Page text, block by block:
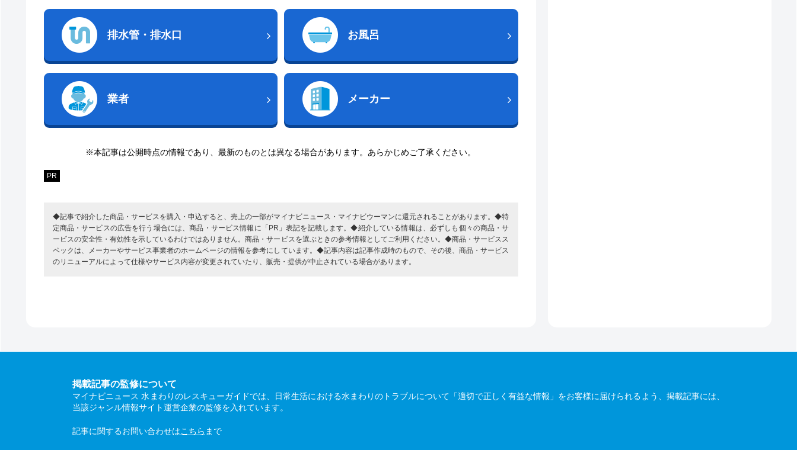
排水管・排水口 お風呂
業者 メーカー
※本記事は公開時点の情報であり、最新のものとは異なる場合があります。あらかじめご了承ください。
PR
◆記事で紹介した商品・サービスを購入・申込すると、売上の一部がマイナビニュース・マイナビウーマンに還元されることがあります。◆特
定商品・サービスの広告を行う場合には、商品・サービス情報に「PR」表記を記載します。◆紹介している情報は、必ずしも個々の商品・サ
ービスの安全性・有効性を示しているわけではありません。商品・サービスを選ぶときの参考情報としてご利用ください。◆商品・サービスス
ペックは、メーカーやサービス事業者のホームページの情報を参考にしています。◆記事内容は記事作成時のもので、その後、商品・サービス
のリニューアルによって仕様やサービス内容が変更されていたり、販売・提供が中止されている場合があります。
掲載記事の監修について
マイナビニュース 水まわりのレスキューガイドでは、日常生活における水まわりのトラブルについて「適切で正しく有益な情報」をお客様に届けられるよう、掲載記事には、
当該ジャンル情報サイト運営企業の監修を入れています。
記事に関するお問い合わせはこちら まで